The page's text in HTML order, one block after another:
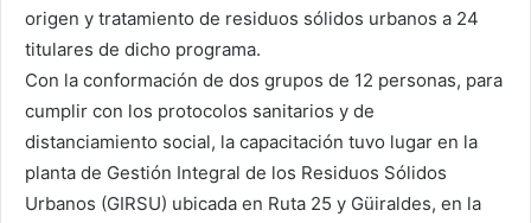
origen y tratamiento de residuos sólidos urbanos a 24
titulares de dicho programa.
Con la conformación de dos grupos de 12 personas, para
cumplir con los protocolos sanitarios y de
distanciamiento social, la capacitación tuvo lugar en la
planta de Gestión Integral de los Residuos Sólidos
Urbanos (GIRSU) ubicada en Ruta 25 y Güiraldes, en la